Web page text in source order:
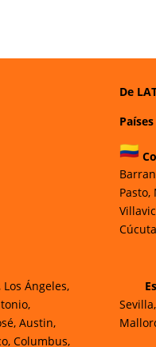
De
Pasto,
Los Ángeles,
Austin,
Columbus,